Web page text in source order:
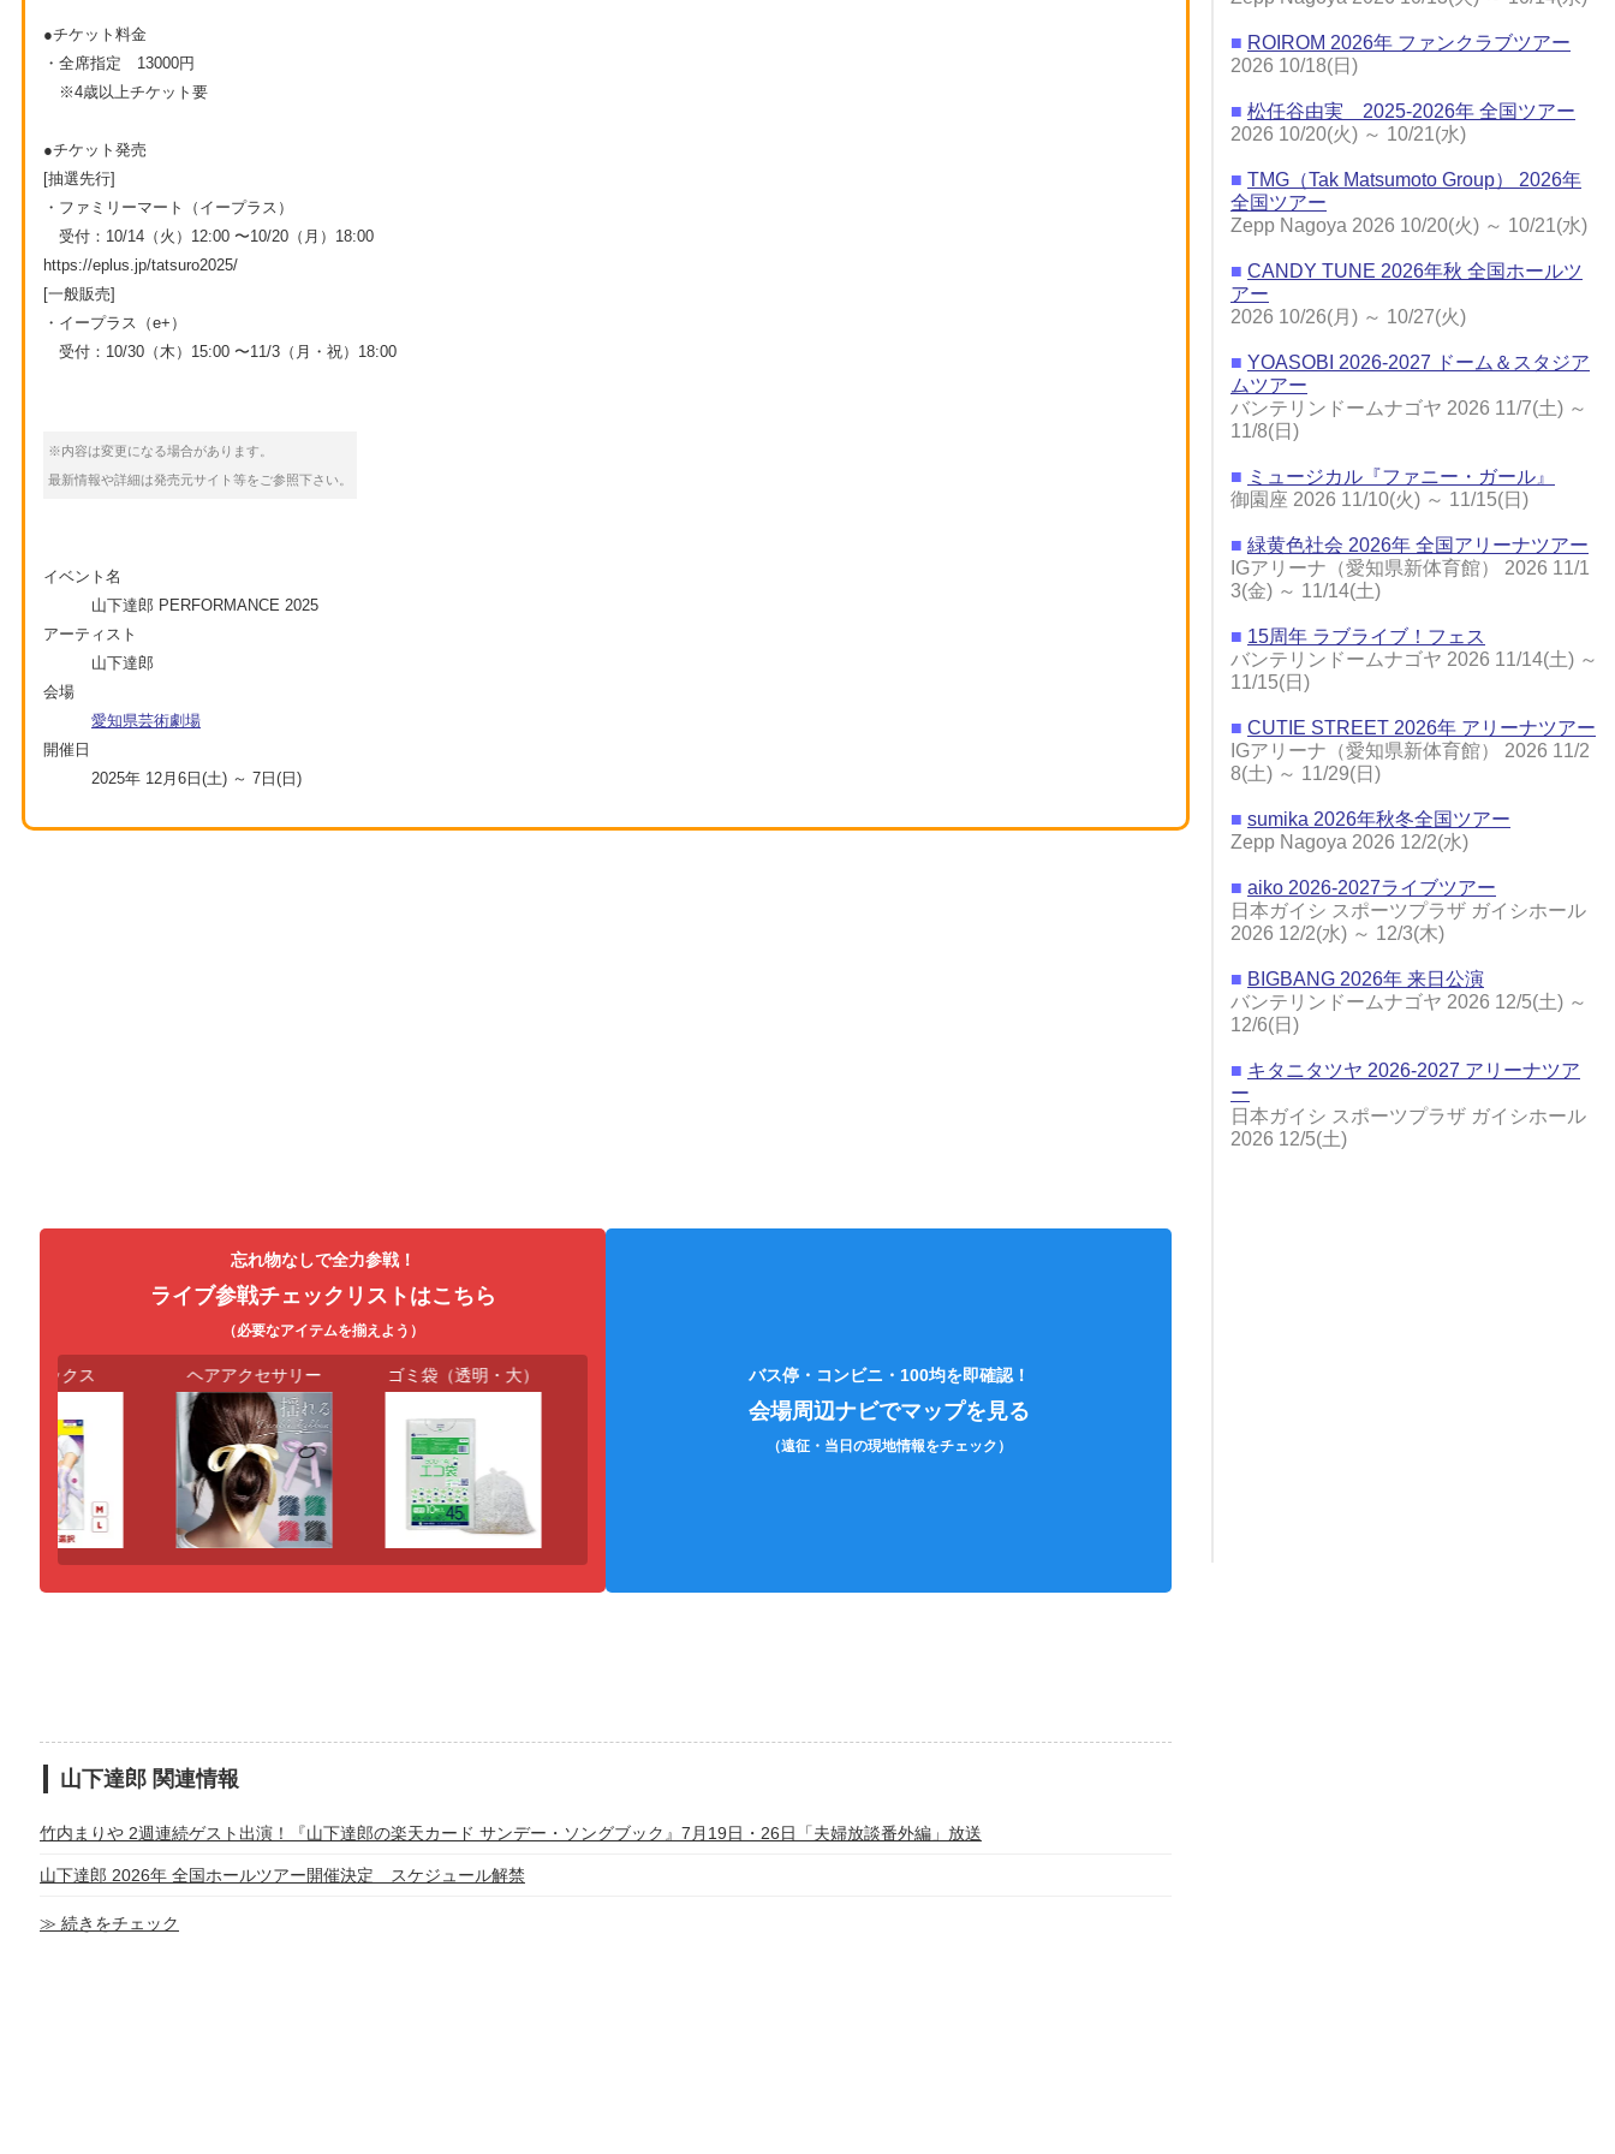
●チケット料金
・全席指定 13000円
※4歳以上チケット要
●チケット発売
[抽選先行]
・ファミリーマート（イープラス）
受付：10/14（火）12:00 〜10/20（月）18:00
https://eplus.jp/tatsuro2025/
[一般販売]
・イープラス（e+）
受付：10/30（木）15:00 〜11/3（月・祝）18:00
※内容は変更になる場合があります。
最新情報や詳細は発売元サイト等をご参照下さい。
イベント名
山下達郎 PERFORMANCE 2025
アーティスト
山下達郎
会場
愛知県芸術劇場
開催日
2025年 12月6日(土) ～ 7日(日)
忘れ物なしで全力参戦！
ライブ参戦チェックリストはこちら
（必要なアイテムを揃えよう）
ソックス ヘアアクセサリー ゴミ袋（透明・大） 耳栓 スマートフォン
バス停・コンビニ・100均を即確認！
会場周辺ナビでマップを見る
（遠征・当日の現地情報をチェック）
山下達郎 関連情報
竹内まりや 2週連続ゲスト出演！『山下達郎の楽天カード サンデー・ソングブック』7月19日・26日「夫婦放談番外編」放送
山下達郎 2026年 全国ホールツアー開催決定 スケジュール解禁
≫ 続きをチェック
■ ROIROM 2026年 ファンクラブツアー
2026 10/18(日)
■ 松任谷由実 2025-2026年 全国ツアー
2026 10/20(火) ～ 10/21(水)
■ TMG（Tak Matsumoto Group） 2026年
全国ツアー
Zepp Nagoya 2026 10/20(火) ～ 10/21(水)
■ CANDY TUNE 2026年秋 全国ホールツ
アー
2026 10/26(月) ～ 10/27(火)
■ YOASOBI 2026-2027 ドーム＆スタジア
ムツアー
バンテリンドームナゴヤ 2026 11/7(土) ～
11/8(日)
■ ミュージカル『ファニー・ガール』
御園座 2026 11/10(火) ～ 11/15(日)
■ 緑黄色社会 2026年 全国アリーナツアー
IGアリーナ（愛知県新体育館） 2026 11/1
3(金) ～ 11/14(土)
■ 15周年 ラブライブ！フェス
バンテリンドームナゴヤ 2026 11/14(土) ～
11/15(日)
■ CUTIE STREET 2026年 アリーナツアー
IGアリーナ（愛知県新体育館） 2026 11/2
8(土) ～ 11/29(日)
■ sumika 2026年秋冬全国ツアー
Zepp Nagoya 2026 12/2(水)
■ aiko 2026-2027ライブツアー
日本ガイシ スポーツプラザ ガイシホール
2026 12/2(水) ～ 12/3(木)
■ BIGBANG 2026年 来日公演
バンテリンドームナゴヤ 2026 12/5(土) ～
12/6(日)
■ キタニタツヤ 2026-2027 アリーナツア
ー
日本ガイシ スポーツプラザ ガイシホール
2026 12/5(土)